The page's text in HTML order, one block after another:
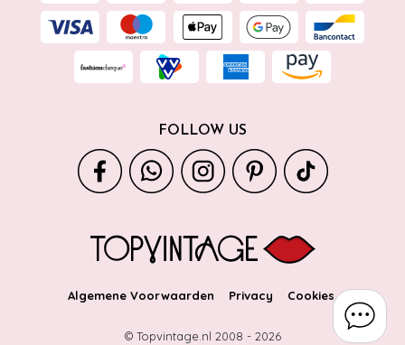
FOLLOW US
Algemene Voorwaarden Privacy Cookies
© Topvintage.nl 2008 - 2026